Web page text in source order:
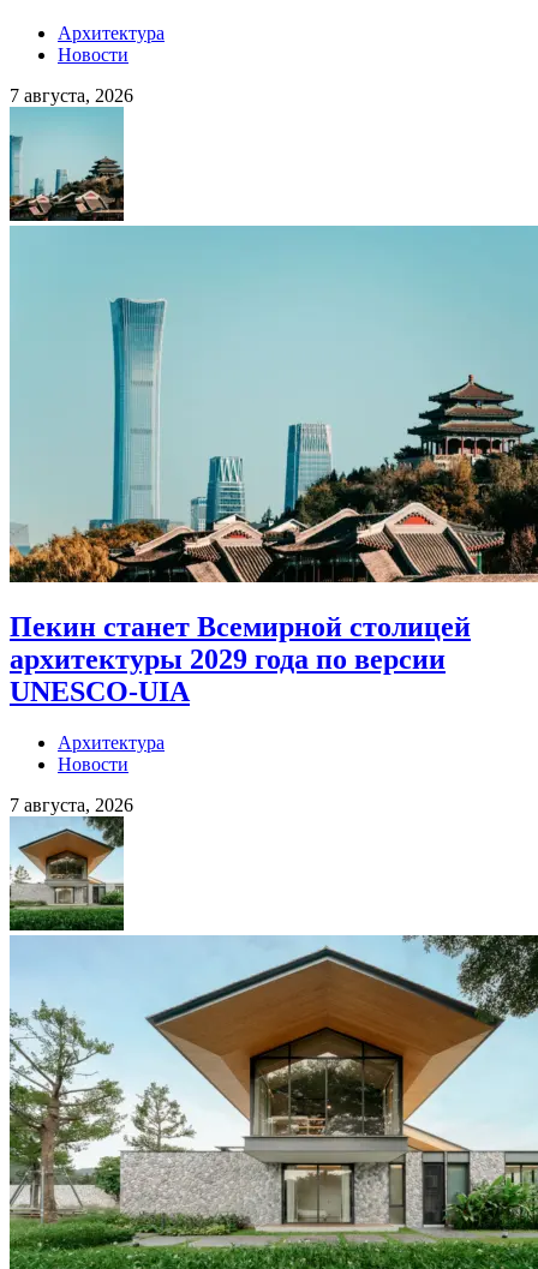
Архитектура
Новости
7 августа, 2026
Пекин станет Всемирной столицей
архитектуры 2029 года по версии
UNESCO-UIA
Архитектура
Новости
7 августа, 2026